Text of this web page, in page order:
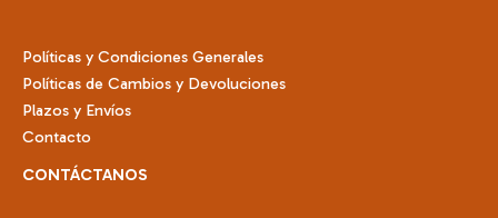
producto
Políticas y Condiciones Generales
Políticas de Cambios y Devoluciones
Plazos y Envíos
Contacto
CONTÁCTANOS